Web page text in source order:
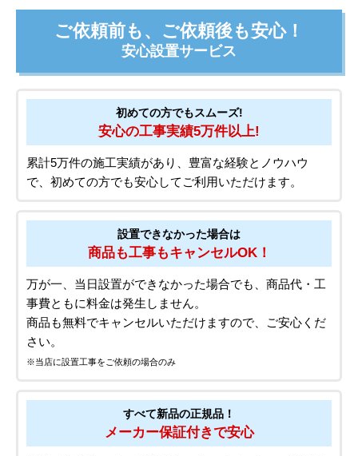
ご依頼前も、ご依頼後も安心！
安心設置サービス
初めての方でもスムーズ!
安心の工事実績5万件以上!
累計5万件の施工実績があり、豊富な経験とノウハウ
で、初めての方でも安心してご利用いただけます。
設置できなかった場合は
商品も工事もキャンセルOK！
万が一、当日設置ができなかった場合でも、商品代・工
事費ともに料金は発生しません。
商品も無料でキャンセルいただけますので、ご安心くだ
さい。
※当店に設置工事をご依頼の場合のみ
すべて新品の正規品！
メーカー保証付きで安心